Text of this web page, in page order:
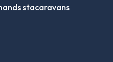
stacaravans